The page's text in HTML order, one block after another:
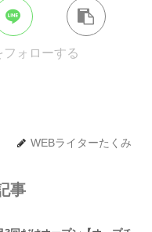
ォローする
WEBライターたくみ
事